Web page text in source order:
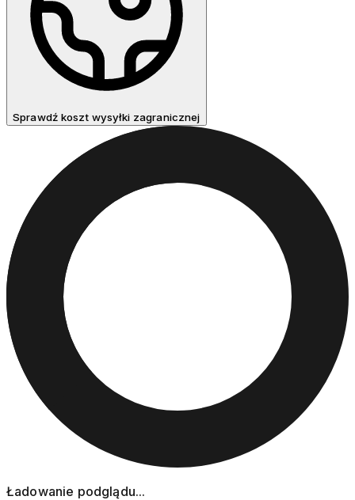
Sprawdź koszt wysyłki zagranicznej
Ładowanie podglądu...